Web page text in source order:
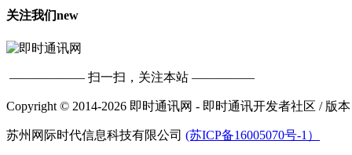
关注我们new
—————— 扫一扫，关注本站 —————
Copyright © 2014-2026 即时通讯网 - 即时通讯开发者社区 / 版
苏州网际时代信息科技有限公司 (苏ICP备16005070号-1）